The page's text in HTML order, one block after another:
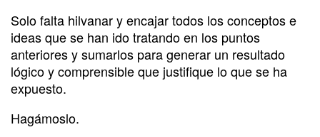
Solo falta hilvanar y encajar todos los conceptos e
ideas que se han ido tratando en los puntos
anteriores y sumarlos para generar un resultado
lógico y comprensible que justifique lo que se ha
expuesto.
Hagámoslo.